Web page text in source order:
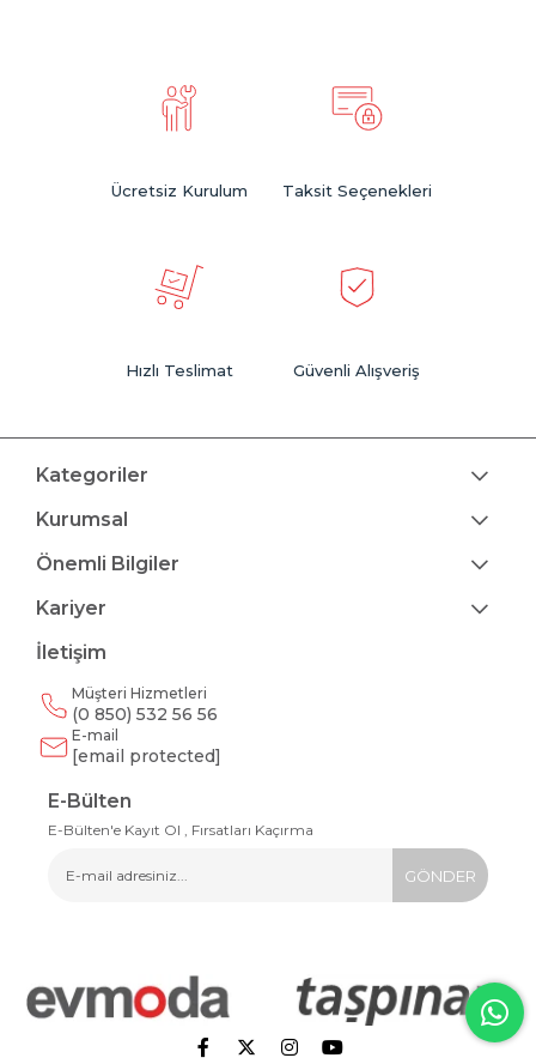
Ücretsiz Kurulum Taksit Seçenekleri
Hızlı Teslimat Güvenli Alışveriş
Kategoriler
Kurumsal
Önemli Bilgiler
Kariyer
İletişim
Müşteri Hizmetleri
(0 850) 532 56 56
E-mail
[email protected]
E-Bülten
E-Bülten'e Kayıt Ol , Fırsatları Kaçırma
GÖNDER